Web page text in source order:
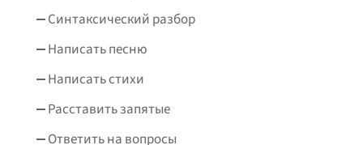
Синтаксический разбор
Написать песню
Написать стихи
Расставить запятые
Ответить на вопросы